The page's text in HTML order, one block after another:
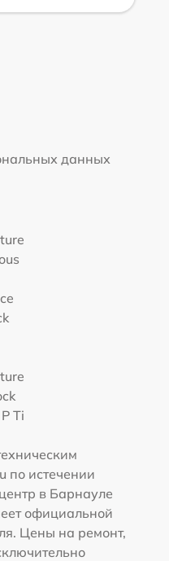
данных
Ti
по истечении
в Барнауле
официальной
Цены на ремонт,